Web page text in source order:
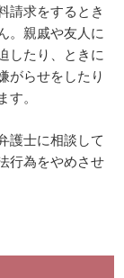
請求をするとき
。親戚や友人に
したり、ときに
がらせをしたり
。
護士に相談して
行為をやめさせ